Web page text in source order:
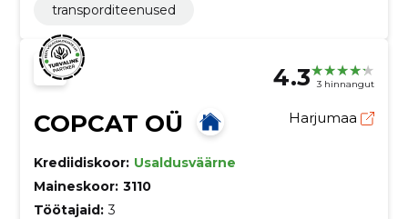
transporditeenused
4.3 3 hinnangut
COPCAT OÜ Harjumaa
Krediidiskoor: Usaldusväärne
Maineskoor: 3110
Töötajaid: 3